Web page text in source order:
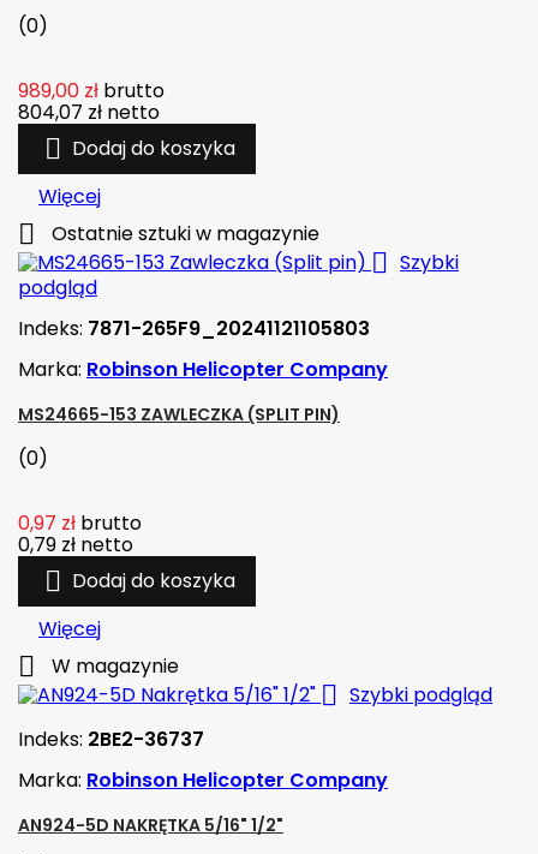
(0)
989,00 zł brutto
804,07 zł netto
 Dodaj do koszyka
Więcej
 Ostatnie sztuki w magazynie
 Szybki
podgląd
Indeks: 7871-265F9_20241121105803
Marka: Robinson Helicopter Company
MS24665-153 ZAWLECZKA (SPLIT PIN)
(0)
0,97 zł brutto
0,79 zł netto
 Dodaj do koszyka
Więcej
 W magazynie
 Szybki podgląd
Indeks: 2BE2-36737
Marka: Robinson Helicopter Company
AN924-5D NAKRĘTKA 5/16" 1/2"